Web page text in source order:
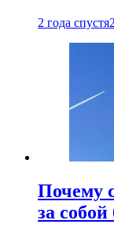
2 года спустя
Почему
за